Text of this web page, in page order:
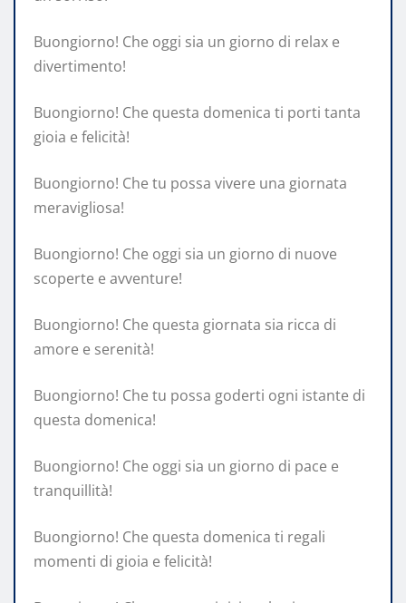
Buongiorno! Che oggi sia un giorno di relax e
divertimento!
Buongiorno! Che questa domenica ti porti tanta
gioia e felicità!
Buongiorno! Che tu possa vivere una giornata
meravigliosa!
Buongiorno! Che oggi sia un giorno di nuove
scoperte e avventure!
Buongiorno! Che questa giornata sia ricca di
amore e serenità!
Buongiorno! Che tu possa goderti ogni istante di
questa domenica!
Buongiorno! Che oggi sia un giorno di pace e
tranquillità!
Buongiorno! Che questa domenica ti regali
momenti di gioia e felicità!